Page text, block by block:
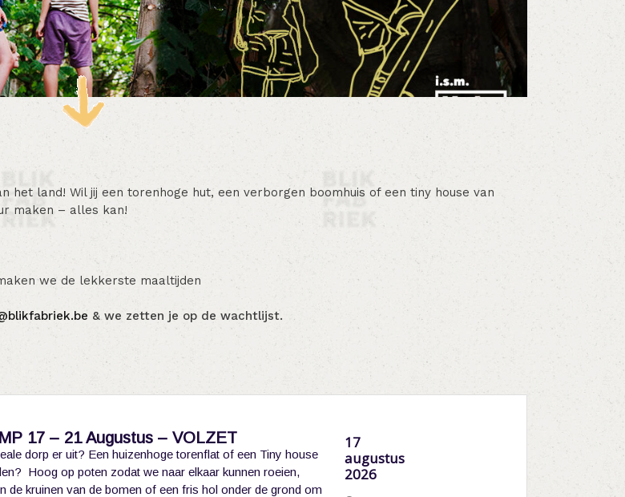
land! Wil jij een torenhoge hut, een verborgen boomhuis of een tiny house van
maken – alles kan!
we de lekkerste maaltijden
& we zetten je op de wachtlijst.
17 – 21 Augustus – VOLZET
dorp er uit? Een huizenhoge torenflat of een Tiny house
Hoog op poten zodat we naar elkaar kunnen roeien,
de kruinen van de bomen of een fris hol onder de grond om
17
augustus
2026